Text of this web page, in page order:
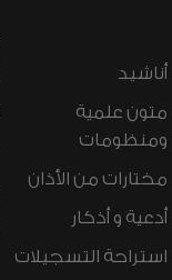
أناشيد
متون علمية
ومنظومات
مختارات من الأذان
أدعية و أذكار
استراحة التسجيلات